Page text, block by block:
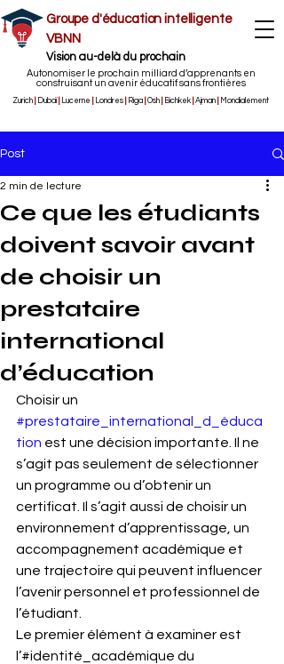
Groupe d'éducation intelligente
VBNN
Vision au-delà du prochain
Autonomiser le prochain milliard d’apprenants en
construisant un avenir éducatif sans frontières
Zurich Dubaï Lucerne Londres Riga Osh Bichkek Ajman Mondialement
Post
Ce que les étudiants
doivent savoir avant
de choisir un
prestataire
international
d’éducation
2 min de lecture
Choisir un
#prestataire_international_d_éduca
tion est une décision importante. Il ne
s’agit pas seulement de sélectionner
un programme ou d’obtenir un
certificat. Il s’agit aussi de choisir un
environnement d’apprentissage, un
accompagnement académique et
une trajectoire qui peuvent influencer
l’avenir personnel et professionnel de
l’étudiant.
Le premier élément à examiner est
l’#identité_académique du